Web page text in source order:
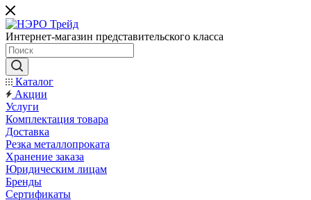
Интернет-магазин представительского класса
Каталог
Акции
Услуги
Комплектация товара
Доставка
Резка металлопроката
Хранение заказа
Юридическим лицам
Бренды
Сертификаты